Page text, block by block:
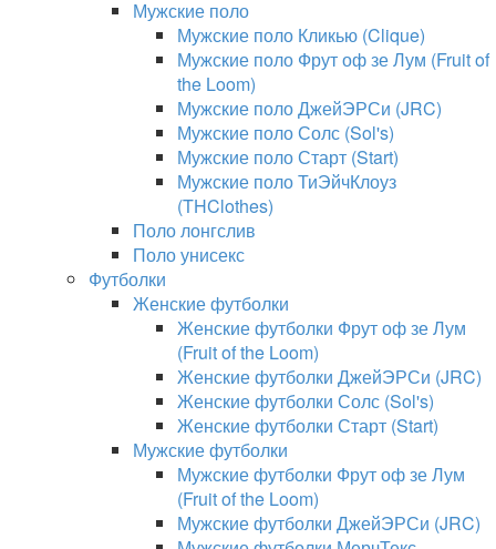
Мужские поло
Мужские поло Кликью (Clique)
Мужские поло Фрут оф зе Лум (Fruit of
the Loom)
Мужские поло ДжейЭРСи (JRC)
Мужские поло Солс (Sol's)
Мужские поло Старт (Start)
Мужские поло ТиЭйчКлоуз
(THClothes)
Поло лонгслив
Поло унисекс
Футболки
Женские футболки
Женские футболки Фрут оф зе Лум
(Fruit of the Loom)
Женские футболки ДжейЭРСи (JRC)
Женские футболки Солс (Sol's)
Женские футболки Старт (Start)
Мужские футболки
Мужские футболки Фрут оф зе Лум
(Fruit of the Loom)
Мужские футболки ДжейЭРСи (JRC)